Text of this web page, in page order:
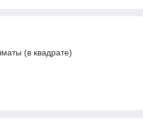
(в квадрате)